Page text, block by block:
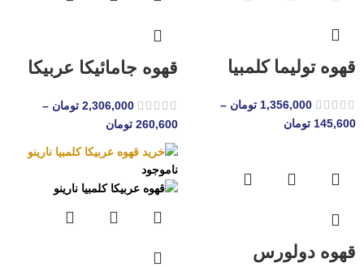
قهوه تولیما کلمبیا
1,356,000 تومان –
145,600 تومان
قهوه جامائیکا عربیکا
2,306,000 تومان –
260,600 تومان
قهوه دولورس
ناموجود